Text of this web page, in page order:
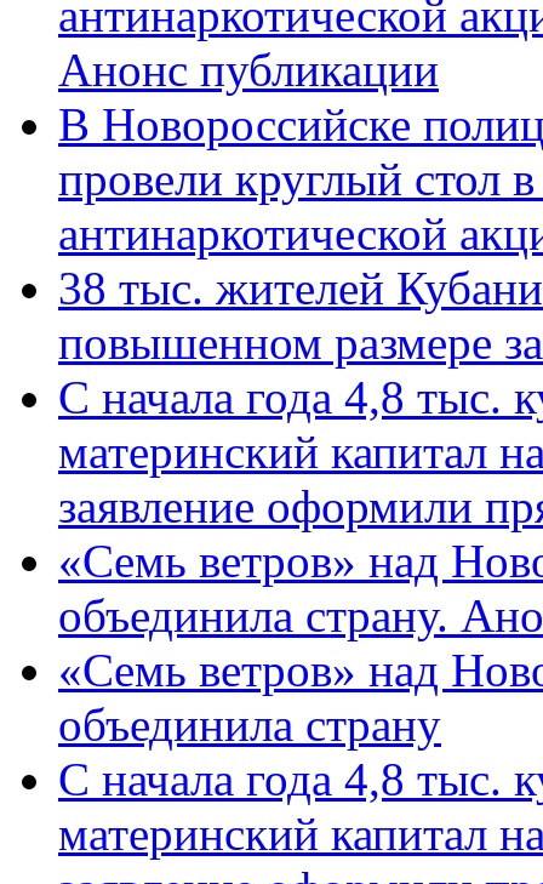
антинаркотической
Анонс публикации
В Новороссийске
провели круглый стол
антинаркотической
38 тыс. жителей
повышенном размере
С начала года 4,8 тыс.
материнский капитал
заявление оформили
«Семь ветров» над
объединила страну.
«Семь ветров» над
объединила страну
С начала года 4,8 тыс.
материнский капитал